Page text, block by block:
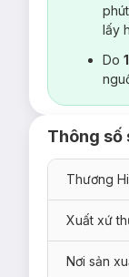
lấy
Do
Thông số
Thương
Xuất xứ
Nơi sản